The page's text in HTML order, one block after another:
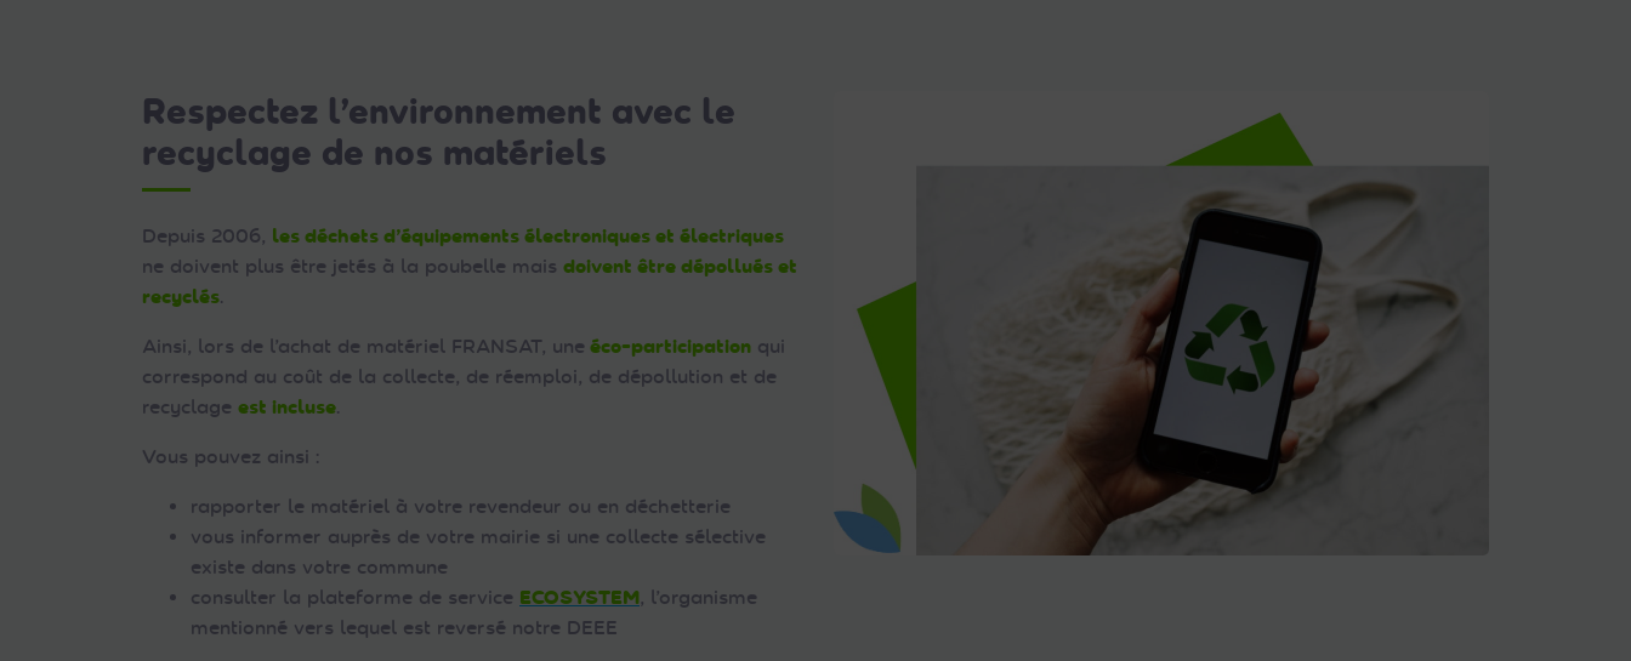
Respectez l’environnement avec le
recyclage de nos matériels
Depuis 2006, les déchets d’équipements électroniques et électriques
ne doivent plus être jetés à la poubelle mais doivent être dépollués et
recyclés.
Ainsi, lors de l’achat de matériel FRANSAT, une éco-participation qui
correspond au coût de la collecte, de réemploi, de dépollution et de
recyclage est incluse.
Vous pouvez ainsi :
rapporter le matériel à votre revendeur ou en déchetterie
vous informer auprès de votre mairie si une collecte sélective
existe dans votre commune
consulter la plateforme de service ECOSYSTEM, l’organisme
mentionné vers lequel est reversé notre DEEE